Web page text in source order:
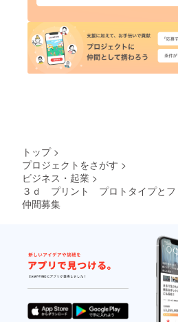
トップ >
プロジェクトをさがす >
ビジネス・起業 >
３ｄ プリント プロトタイプとフ
仲間募集